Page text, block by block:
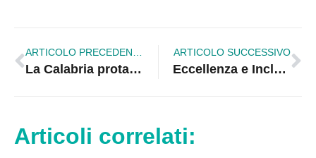
La Calabria protagonista al Salone del Libro di Torino: 82 eventi e 160 autori al Lingotto
ARTICOLO SUCCESSIVO
Eccellenza e Inclusione in Calabria: Concluso con successo il Corso per Istruttori di Kayak da Mare ai Laghi di Sibari
Articoli correlati: